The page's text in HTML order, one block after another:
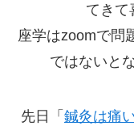
てきて
座学はzoomで問
ではないと
先日「 鍼灸は痛